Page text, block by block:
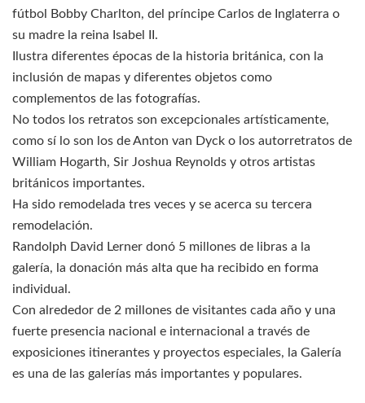
fútbol Bobby Charlton, del príncipe Carlos de Inglaterra o
su madre la reina Isabel II.
Ilustra diferentes épocas de la historia británica, con la
inclusión de mapas y diferentes objetos como
complementos de las fotografías.
No todos los retratos son excepcionales artísticamente,
como sí lo son los de Anton van Dyck o los autorretratos de
William Hogarth, Sir Joshua Reynolds y otros artistas
británicos importantes.
Ha sido remodelada tres veces y se acerca su tercera
remodelación.
Randolph David Lerner donó 5 millones de libras a la
galería, la donación más alta que ha recibido en forma
individual.
Con alrededor de 2 millones de visitantes cada año y una
fuerte presencia nacional e internacional a través de
exposiciones itinerantes y proyectos especiales, la Galería
es una de las galerías más importantes y populares.